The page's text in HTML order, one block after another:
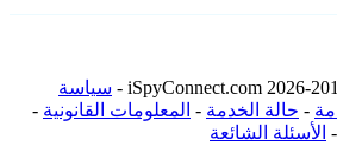
سياسة
- حالة الخدمة - المعلومات القانونية -
- الأسئلة الشائعة